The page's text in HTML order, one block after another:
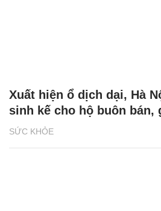
SỨC KHỎE
Xuất hiện ổ dịch dại, Hà
sinh kế cho hộ buôn bán,